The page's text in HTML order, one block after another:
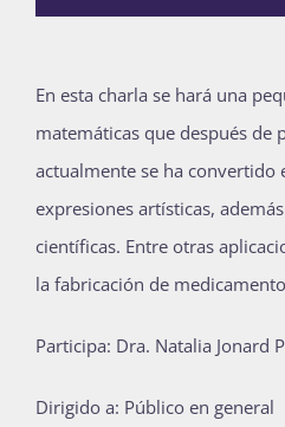
En esta charla se hará una
matemáticas que después de
actualmente se ha
expresiones artísticas,
científicas. Entre otras
la fabricación de
Participa: Dra. Natalia Jonard
Dirigido a: Público en general